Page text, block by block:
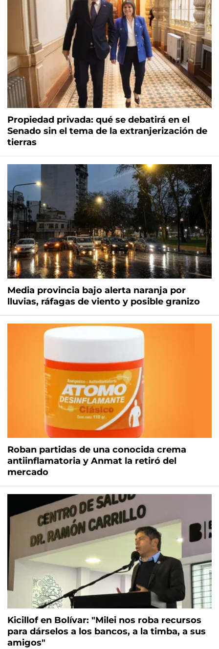
Propiedad privada: qué se debatirá en el
Senado sin el tema de la extranjerización de
tierras
Media provincia bajo alerta naranja por
lluvias, ráfagas de viento y posible granizo
Roban partidas de una conocida crema
antiinflamatoria y Anmat la retiró del
mercado
Kicillof en Bolívar: "Milei nos roba recursos
para dárselos a los bancos, a la timba, a sus
amigos"